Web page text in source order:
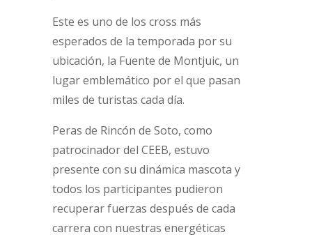
Este es uno de los cross más
esperados de la temporada por su
ubicación, la Fuente de Montjuic, un
lugar emblemático por el que pasan
miles de turistas cada día.
Peras de Rincón de Soto, como
patrocinador del CEEB, estuvo
presente con su dinámica mascota y
todos los participantes pudieron
recuperar fuerzas después de cada
carrera con nuestras energéticas